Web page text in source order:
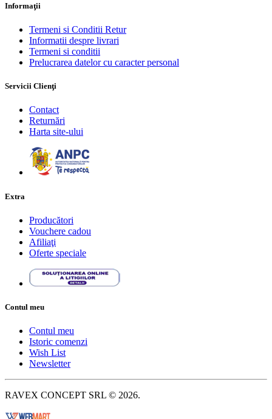
Informaţii
Termeni si Conditii Retur
Informatii despre livrari
Termeni si conditii
Prelucrarea datelor cu caracter personal
Servicii Clienţi
Contact
Returnări
Harta site-ului
Extra
Producători
Vouchere cadou
Afiliaţi
Oferte speciale
Contul meu
Contul meu
Istoric comenzi
Wish List
Newsletter
RAVEX CONCEPT SRL © 2026.